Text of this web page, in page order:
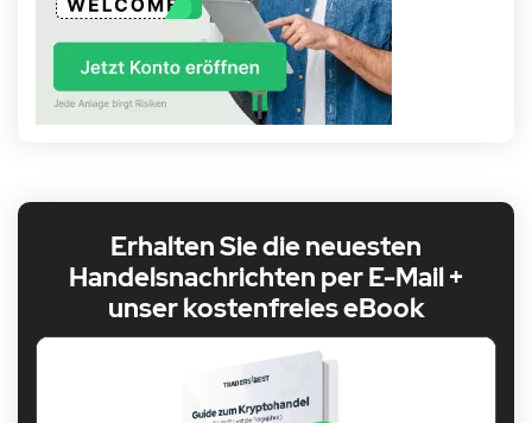
Erhalten Sie die neuesten
Handelsnachrichten per E-Mail +
unser kostenfreies eBook